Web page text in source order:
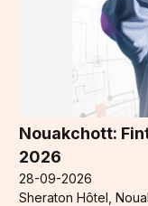
Nouakchott:
2026
28-09-2026
Sheraton Hôtel,